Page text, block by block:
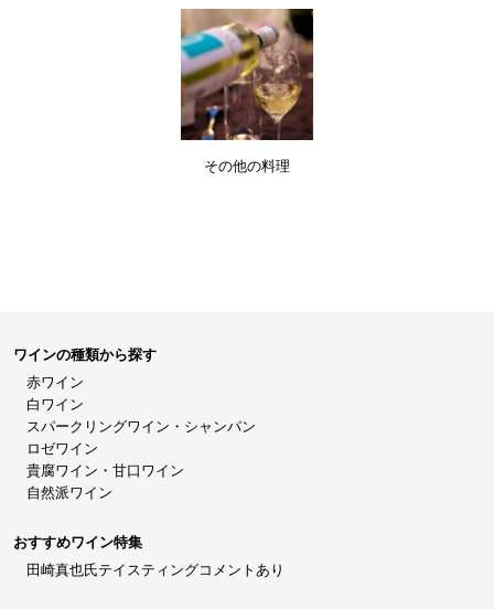
その他の料理
ワインの種類から探す
赤ワイン
白ワイン
スパークリングワイン・シャンパン
ロゼワイン
貴腐ワイン・甘口ワイン
自然派ワイン
おすすめワイン特集
田崎真也氏テイスティングコメントあり